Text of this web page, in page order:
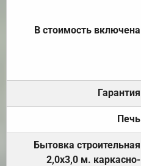
В стоимость включена
Гарантия
Печь
Бытовка строительная
2,0х3,0 м. каркасно-